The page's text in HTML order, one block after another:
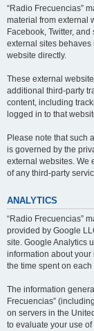
“Radio Frecuencias”
material from external
Facebook, Twitter,
external sites
website directly.
These external
additional third-party
content, including
logged in to that
Please note that such
is governed by the
external websites. We
of any third-party
ANALYTICS
“Radio Frecuencias”
provided by Google
site. Google Analytics
information about
the time spent on
The information
Frecuencias”
on servers in the
to evaluate your use